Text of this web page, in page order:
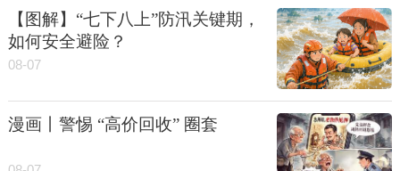
【图解】“七下八上”防汛关键期，
如何安全避险？
08-07
漫画丨警惕 “高价回收” 圈套